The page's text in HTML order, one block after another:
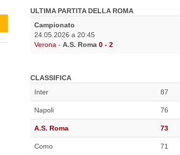
ULTIMA PARTITA DELLA ROMA
Campionato
24.05.2026 a 20:45
Verona - A.S. Roma 0 - 2
CLASSIFICA
Inter
87
Napoli 76
A.S. Roma 73
Como 71